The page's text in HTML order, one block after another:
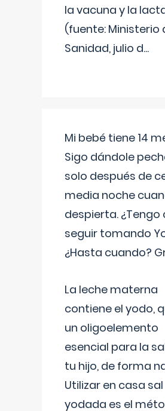
la vacuna y la
(fuente: Ministerio
Sanidad, julio d...
Mi bebé tiene 14
Sigo dándole
solo después de
media noche
despierta. ¿Tengo
seguir tomando
¿Hasta cuando?
La leche materna
contiene el yodo,
un oligoelemento
esencial para la
tu hijo, de forma
Utilizar en casa sal
yodada es el